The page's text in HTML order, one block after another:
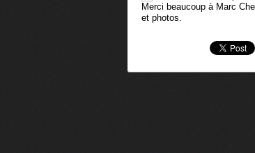
Merci beaucoup à Marc
et photos.